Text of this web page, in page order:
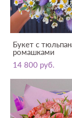
Букет с
ромашками
14 800 pуб.